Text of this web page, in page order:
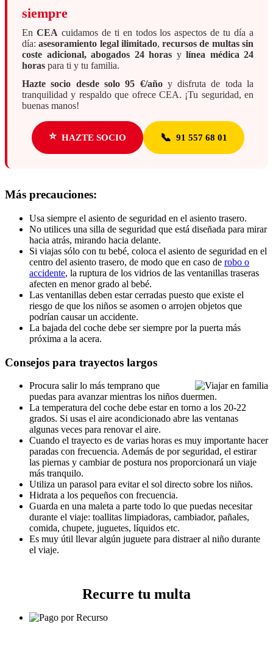
siempre
En CEA cuidamos de ti en todos los aspectos de tu día a
día:asesoramiento legal ilimitado,recursos de multas sin
coste adicional, abogados 24 horas y línea médica 24
horas para ti y tu familia.
Hazte socio desde solo 95 €/añoy disfruta de toda la
tranquilidad y respaldo que ofrece CEA. ¡Tu seguridad, en
buenas manos!
⭐ HAZTE SOCIO 📞 91 557 68 01
Más precauciones:
Usa siempre el asiento de seguridad en el asiento trasero.
No utilices una silla de seguridad que está diseñada para mirar
hacia atrás, mirando hacia delante.
Si viajas sólo con tu bebé, coloca el asiento de seguridad en el
centro del asiento trasero, de modo que en caso de robo o
accidente, la ruptura de los vidrios de las ventanillas traseras
afecten en menor grado al bebé.
Las ventanillas deben estar cerradas puesto que existe el
riesgo de que los niños se asomen o arrojen objetos que
podrían causar un accidente.
La bajada del coche debe ser siempre por la puerta más
próxima a la acera.
Consejos para trayectos largos
Procura salir lo más temprano que
puedas para avanzar mientras los niños duermen.
La temperatura del coche debe estar en torno a los 20-22
grados. Si usas el aire acondicionado abre las ventanas
algunas veces para renovar el aire.
Cuando el trayecto es de varias horas es muy importante hacer
paradas con frecuencia. Además de por seguridad, el estirar
las piernas y cambiar de postura nos proporcionará un viaje
más tranquilo.
Utiliza un parasol para evitar el sol directo sobre los niños.
Hidrata a los pequeños con frecuencia.
Guarda en una maleta a parte todo lo que puedas necesitar
durante el viaje: toallitas limpiadoras, cambiador, pañales,
comida, chupete, juguetes, líquidos etc.
Es muy útil llevar algún juguete para distraer al niño durante
el viaje.
Recurre tu multa